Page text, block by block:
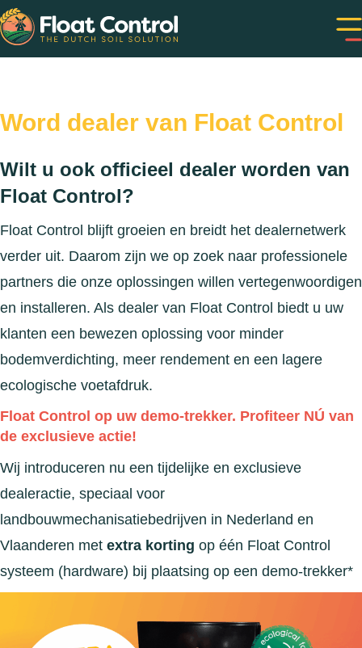
Word dealer van Float Control
Wilt u ook officieel dealer worden van
Float Control?
Float Control blijft groeien en breidt het dealernetwerk
verder uit. Daarom zijn we op zoek naar professionele
partners die onze oplossingen willen vertegenwoordigen
en installeren. Als dealer van Float Control biedt u uw
klanten een bewezen oplossing voor minder
bodemverdichting, meer rendement en een lagere
ecologische voetafdruk.
Float Control op uw demo-trekker. Profiteer NÚ van
de exclusieve actie!
Wij introduceren nu een tijdelijke en exclusieve
dealeractie, speciaal voor
landbouwmechanisatiebedrijven in Nederland en
Vlaanderen met extra korting op één Float Control
systeem (hardware) bij plaatsing op een demo-trekker*